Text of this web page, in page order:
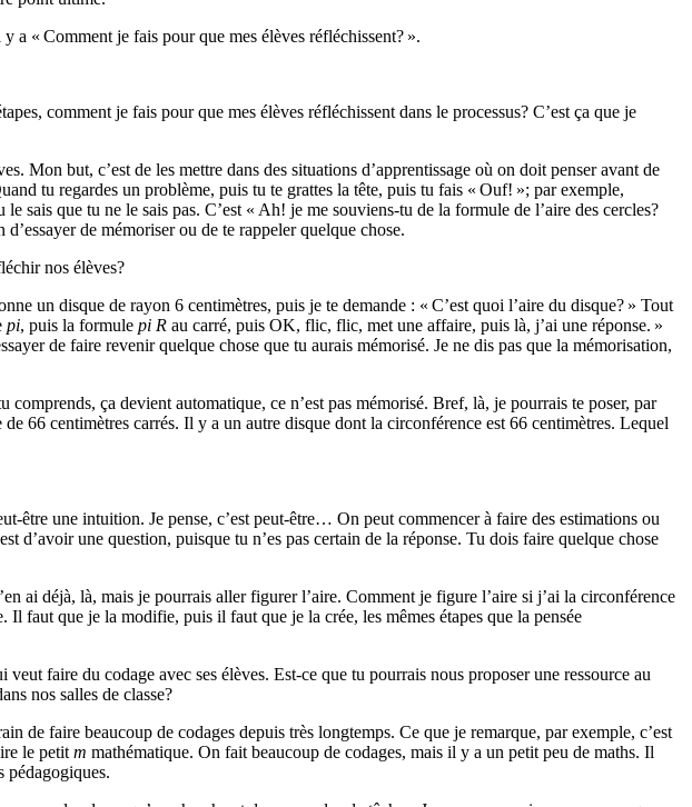
a « Comment je fais pour que mes élèves réfléchissent? ».
comment je fais pour que mes élèves réfléchissent dans le processus? C’est ça que je
Mon but, c’est de les mettre dans des situations d’apprentissage où on doit penser avant de
tu regardes un problème, puis tu te grattes la tête, puis tu fais « Ouf! »; par exemple,
sais que tu ne le sais pas. C’est « Ah! je me souviens-tu de la formule de l’aire des cercles?
de mémoriser ou de te rappeler quelque chose.
nos élèves?
un disque de rayon 6 centimètres, puis je te demande : « C’est quoi l’aire du disque? » Tout
pi, puis la formule pi R au carré, puis OK, flic, flic, met une affaire, puis là, j’ai une réponse. »
de faire revenir quelque chose que tu aurais mémorisé. Je ne dis pas que la mémorisation,
ça devient automatique, ce n’est pas mémorisé. Bref, là, je pourrais te poser, par
66 centimètres carrés. Il y a un autre disque dont la circonférence est 66 centimètres. Lequel
être une intuition. Je pense, c’est peut-être… On peut commencer à faire des estimations ou
d’avoir une question, puisque tu n’es pas certain de la réponse. Tu dois faire quelque chose
ai déjà, là, mais je pourrais aller figurer l’aire. Comment je figure l’aire si j’ai la circonférence
faut que je la modifie, puis il faut que je la crée, les mêmes étapes que la pensée
faire du codage avec ses élèves. Est-ce que tu pourrais nous proposer une ressource au
nos salles de classe?
de faire beaucoup de codages depuis très longtemps. Ce que je remarque, par exemple, c’est
le petit m mathématique. On fait beaucoup de codages, mais il y a un petit peu de maths. Il
pédagogiques.